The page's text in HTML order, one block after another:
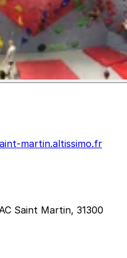
martin.altissimo.fr
Saint Martin, 31300